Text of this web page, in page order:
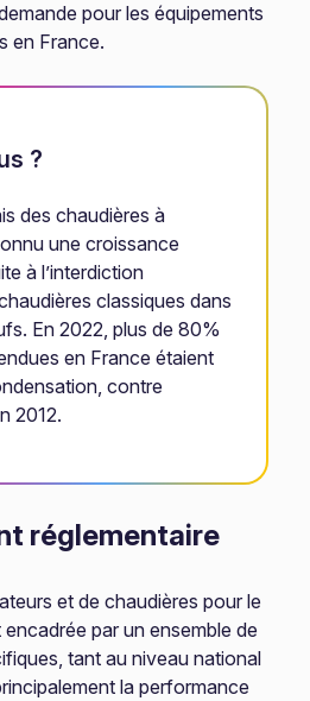
pour les équipements
en France.
?
des chaudières à
une croissance
à l’interdiction
classiques dans
En 2022, plus de 80%
en France étaient
contre
2012.
réglementaire
et de chaudières pour le
par un ensemble de
tant au niveau national
la performance